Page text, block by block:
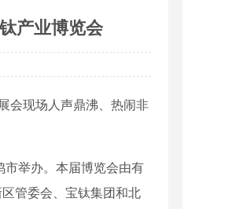
产业博览会
会现场人声鼎沸、热闹非
市举办。本届博览会由有
管委会、宝钛集团和北